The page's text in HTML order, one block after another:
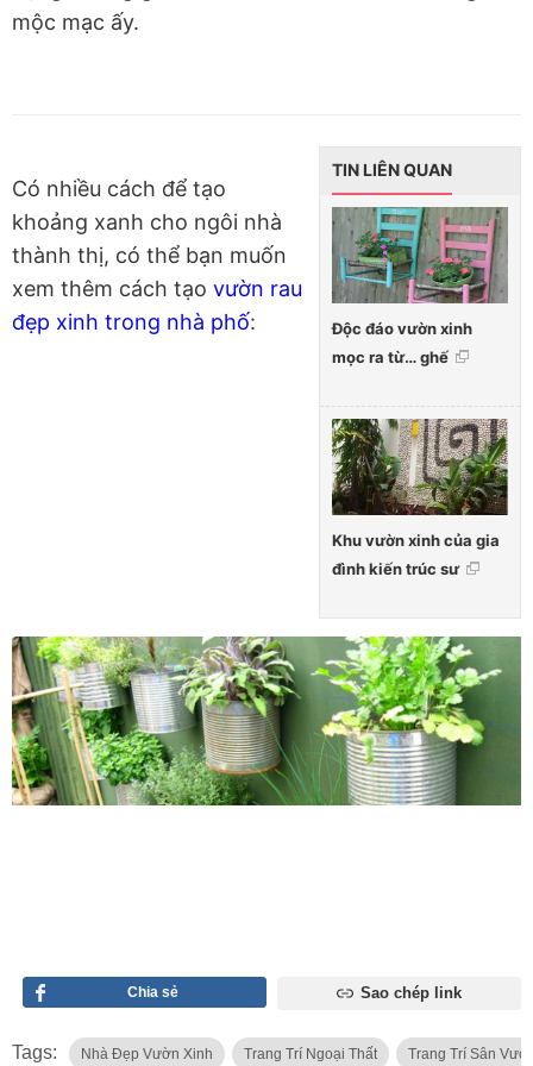
mộc mạc ấy.
TIN LIÊN QUAN
Độc đáo vườn xinh
mọc ra từ… ghế
Khu vườn xinh của gia
đình kiến trúc sư
Có nhiều cách để tạo
khoảng xanh cho ngôi nhà
thành thị, có thể bạn muốn
xem thêm cách tạo vườn rau
đẹp xinh trong nhà phố:
Chia sẻ Sao chép link
Tags: Nhà Đẹp Vườn Xinh Trang Trí Ngoại Thất Trang Trí Sân